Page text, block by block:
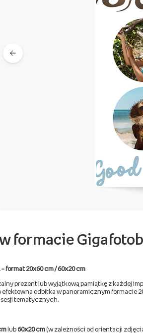
formacie
format 20x60 cm / 60x20 cm
prezent lub wyjątkową pamiątkę z każdej
efektowna odbitka w panoramicznym formacie
tematycznych.
lub60x20 cm(w zależności od orientacji